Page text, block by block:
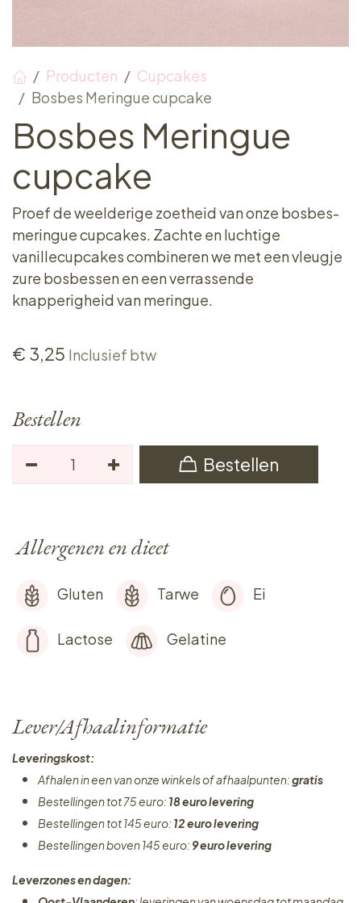
Producten
Cupcakes
Bosbes Meringue cupcake
Bosbes Meringue
cupcake
Proef de weelderige zoetheid van onze bosbes-
meringue cupcakes. Zachte en luchtige
vanillecupcakes combineren we met een vleugje
zure bosbessen en een verrassende
knapperigheid van meringue.
€ 3,25 Inclusief btw
Bestellen
Bestellen
Allergenen en dieet
Gluten Tarwe Ei
Lactose Gelatine
Lever/Afhaalinformatie
Leveringskost:
Afhalen in een van onze winkels of afhaalpunten:gratis
Bestellingen tot 75 euro: 18 euro levering
Bestellingen tot 145 euro: 12 euro levering
Bestellingen boven 145 euro: 9 euro levering
Leverzones en dagen: